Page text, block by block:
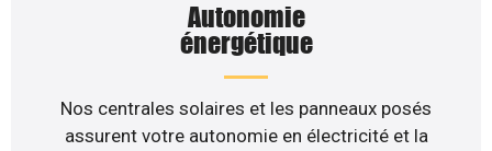
Autonomie
énergétique
Nos centrales solaires et les panneaux posés
assurent votre autonomie en électricité et la